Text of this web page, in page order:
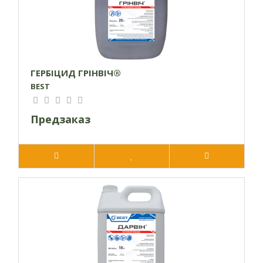
звичайні, куряче просо, лобода біла, мишій
зелений, мишій сизий, портулак городній, щириця
: амброзія полинолиста, зірочник
середній, паслін чорний, підмаренник чіпкий,
суріпиця звичайна, талабан польовий.
Малочутливі:берізка польова, будяк польовий,
гірчак широколистий, редька дика, ромашка.
Кукурудза
Соняшник
ГЕРБІЦИД ГРІНВІЧ®
BEST
Предзаказ